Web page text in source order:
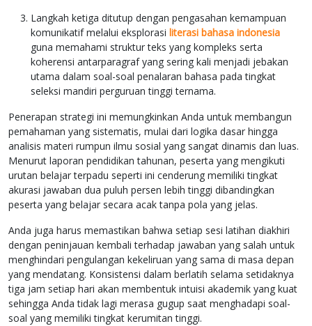
Langkah ketiga ditutup dengan pengasahan kemampuan
komunikatif melalui eksplorasi literasi bahasa indonesia
guna memahami struktur teks yang kompleks serta
koherensi antarparagraf yang sering kali menjadi jebakan
utama dalam soal-soal penalaran bahasa pada tingkat
seleksi mandiri perguruan tinggi ternama.
Penerapan strategi ini memungkinkan Anda untuk membangun
pemahaman yang sistematis, mulai dari logika dasar hingga
analisis materi rumpun ilmu sosial yang sangat dinamis dan luas.
Menurut laporan pendidikan tahunan, peserta yang mengikuti
urutan belajar terpadu seperti ini cenderung memiliki tingkat
akurasi jawaban dua puluh persen lebih tinggi dibandingkan
peserta yang belajar secara acak tanpa pola yang jelas.
Anda juga harus memastikan bahwa setiap sesi latihan diakhiri
dengan peninjauan kembali terhadap jawaban yang salah untuk
menghindari pengulangan kekeliruan yang sama di masa depan
yang mendatang. Konsistensi dalam berlatih selama setidaknya
tiga jam setiap hari akan membentuk intuisi akademik yang kuat
sehingga Anda tidak lagi merasa gugup saat menghadapi soal-
soal yang memiliki tingkat kerumitan tinggi.